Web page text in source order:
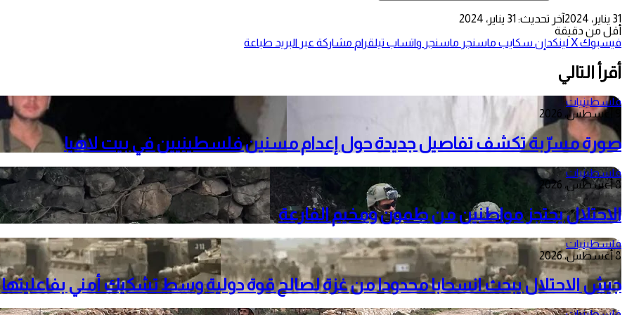
31 يناير، 2024
آخر تحديث: 31 يناير، 2024
أقل من دقيقة
فيسبوك‫Xلينكدإن سكايب ماسنجر ماسنجر واتساب تيلقرام مشاركة عبر البريد طباعة
أقرأ التالي
فلسطينيات
صورة مسرّبة تكشف تفاصيل جديدة حول إعدام مسنين فلسطينيين في بيت لاهيا
فلسطينيات
8 أغسطس، 2026
الاحتلال يحتجز مواطنين من طمون ومخيم الفارعة
فلسطينيات
8 أغسطس، 2026
جيش الاحتلال يبحث انسحابا محدودا من غزة لصالح قوة دولية وسط تشكيك أمني بفاعليتها